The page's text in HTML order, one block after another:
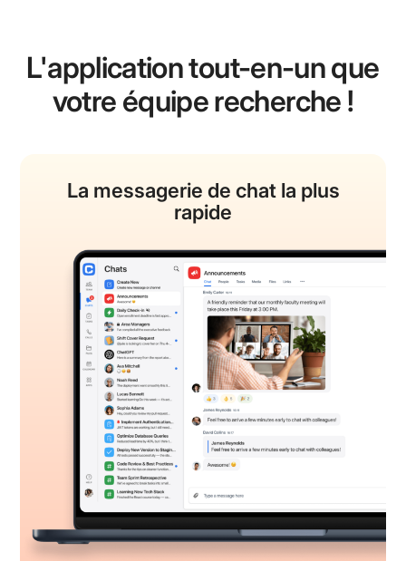
L'application tout-en-un que
votre équipe recherche !
La messagerie de chat la plus
rapide